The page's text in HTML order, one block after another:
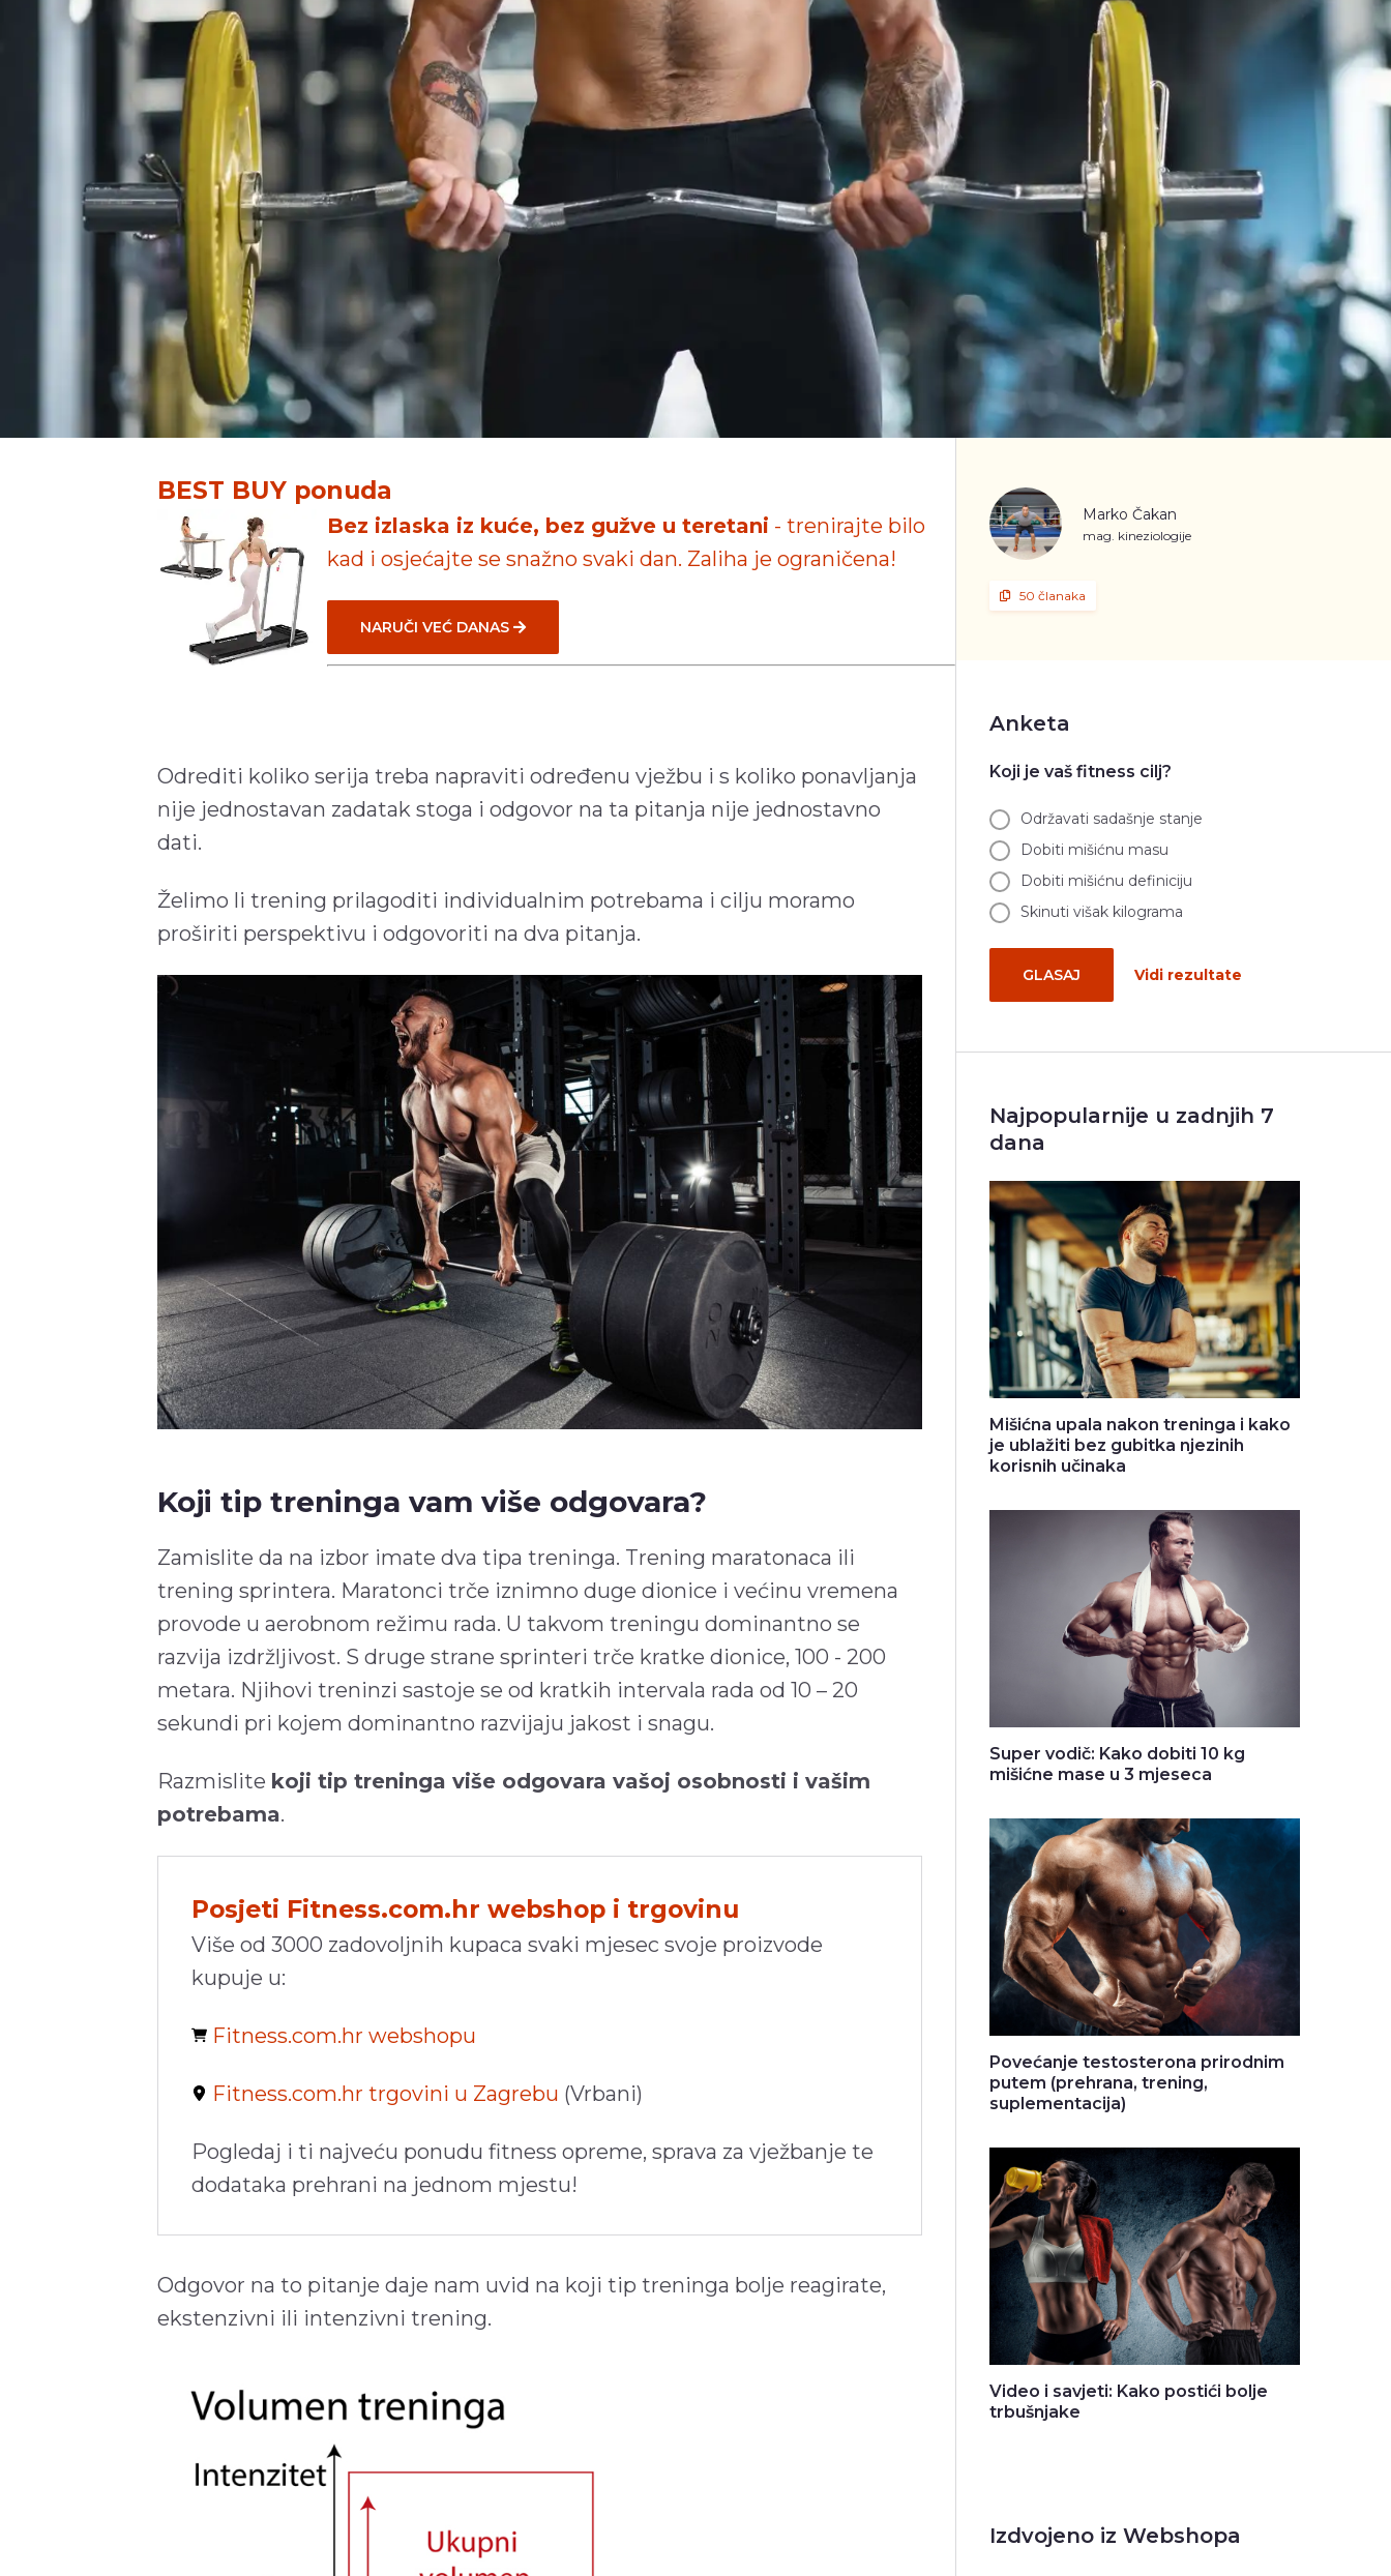
BEST BUY ponuda
Bez izlaska iz kuće, bez gužve u teretani - trenirajte bilo
kad i osjećajte se snažno svaki dan. Zaliha je ograničena!
NARUČI VEĆ DANAS
Odrediti koliko serija treba napraviti određenu vježbu i s koliko ponavljanja
nije jednostavan zadatak stoga i odgovor na ta pitanja nije jednostavno
dati.
Želimo li trening prilagoditi individualnim potrebama i cilju moramo
proširiti perspektivu i odgovoriti na dva pitanja.
Koji tip treninga vam više odgovara?
Zamislite da na izbor imate dva tipa treninga. Trening maratonaca ili
trening sprintera. Maratonci trče iznimno duge dionice i većinu vremena
provode u aerobnom režimu rada. U takvom treningu dominantno se
razvija izdržljivost. S druge strane sprinteri trče kratke dionice, 100 - 200
metara. Njihovi treninzi sastoje se od kratkih intervala rada od 10 – 20
sekundi pri kojem dominantno razvijaju jakost i snagu.
Razmislite koji tip treninga više odgovara vašoj osobnosti i vašim
potrebama.
Posjeti Fitness.com.hr webshop i trgovinu
Više od 3000 zadovoljnih kupaca svaki mjesec svoje proizvode
kupuje u:
Fitness.com.hr webshopu
Fitness.com.hr trgovini u Zagrebu (Vrbani)
Pogledaj i ti najveću ponudu fitness opreme, sprava za vježbanje te
dodataka prehrani na jednom mjestu!
Odgovor na to pitanje daje nam uvid na koji tip treninga bolje reagirate,
ekstenzivni ili intenzivni trening.
Marko Čakan
mag. kineziologije
50 članaka
Anketa
Koji je vaš fitness cilj?
Održavati sadašnje stanje
Dobiti mišićnu masu
Dobiti mišićnu definiciju
Skinuti višak kilograma
GLASAJ Vidi rezultate
Najpopularnije u zadnjih 7
dana
Mišićna upala nakon treninga i kako
je ublažiti bez gubitka njezinih
korisnih učinaka
Super vodič: Kako dobiti 10 kg
mišićne mase u 3 mjeseca
Povećanje testosterona prirodnim
putem (prehrana, trening,
suplementacija)
Video i savjeti: Kako postići bolje
trbušnjake
Izdvojeno iz Webshopa